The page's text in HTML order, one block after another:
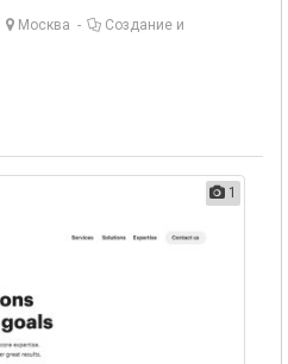
Москва -
Создание и
1